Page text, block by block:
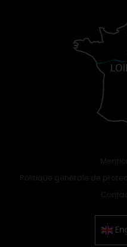
Politique générale de